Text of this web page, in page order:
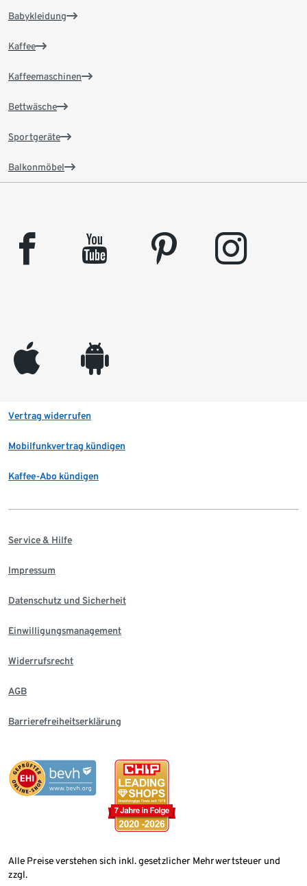
Babykleidung
Kaffee
Kaffeemaschinen
Bettwäsche
Sportgeräte
Balkonmöbel
facebook youtube pinterest instagram
appleinc android
Vertrag widerrufen
Mobilfunkvertrag kündigen
Kaffee-Abo kündigen
Service & Hilfe
Impressum
Datenschutz und Sicherheit
Einwilligungsmanagement
Widerrufsrecht
AGB
Barrierefreiheitserklärung
Alle Preise verstehen sich inkl. gesetzlicher Mehrwertsteuer und
zzgl.